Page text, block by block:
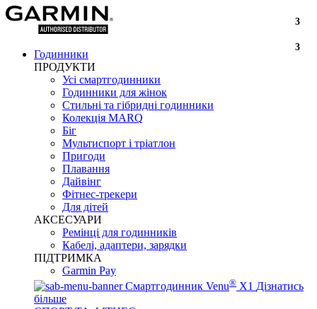
Годинники
ПРОДУКТИ
Усі смартгодинники
Годинники для жінок
Стильні та гібридні годинники
Колекція MARQ
Біг
Мультиспорт і тріатлон
Пригоди
Плавання
Дайвінг
Фітнес-трекери
Для дітей
АКСЕСУАРИ
Ремінці для годинників
Кабелі, адаптери, зарядки
ПІДТРИМКА
Garmin Pay
Смартгодинник Venu® X1 Дізнатись
більше
3
3